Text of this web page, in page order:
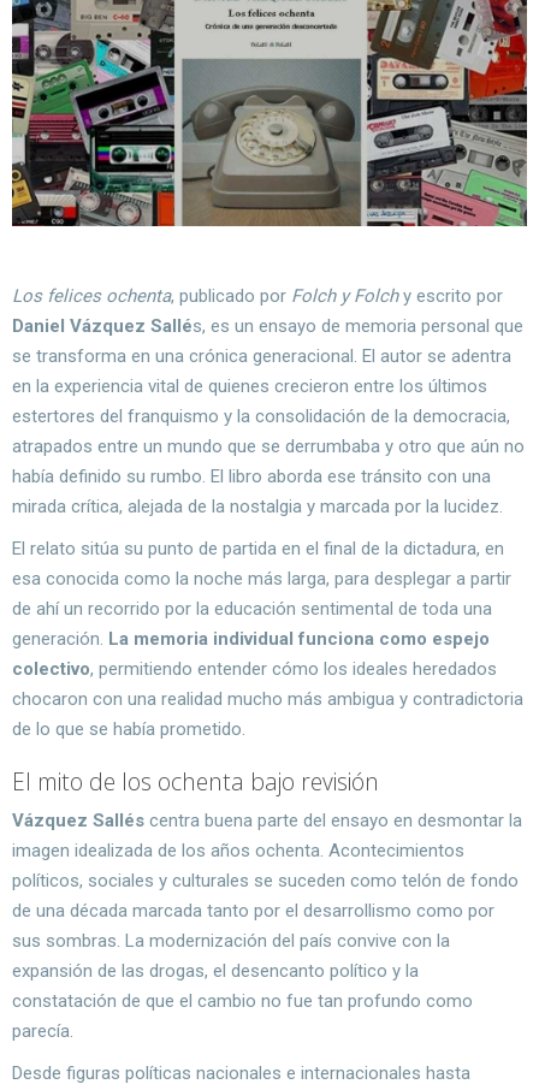
Los felices ochenta, publicado por Folch y Folchy escrito por
Daniel Vázquez Sallés, es un ensayo de memoria personal que
se transforma en una crónica generacional. El autor se adentra
en la experiencia vital de quienes crecieron entre los últimos
estertores del franquismo y la consolidación de la democracia,
atrapados entre un mundo que se derrumbaba y otro que aún no
había definido su rumbo. El libro aborda ese tránsito con una
mirada crítica, alejada de la nostalgia y marcada por la lucidez.
El relato sitúa su punto de partida en el final de la dictadura, en
esa conocida como la noche más larga, para desplegar a partir
de ahí un recorrido por la educación sentimental de toda una
generación. La memoria individual funciona como espejo
colectivo, permitiendo entender cómo los ideales heredados
chocaron con una realidad mucho más ambigua y contradictoria
de lo que se había prometido.
El mito de los ochenta bajo revisión
Vázquez Sallés centra buena parte del ensayo en desmontar la
imagen idealizada de los años ochenta. Acontecimientos
políticos, sociales y culturales se suceden como telón de fondo
de una década marcada tanto por el desarrollismo como por
sus sombras. La modernización del país convive con la
expansión de las drogas, el desencanto político y la
constatación de que el cambio no fue tan profundo como
parecía.
Desde figuras políticas nacionales e internacionales hasta